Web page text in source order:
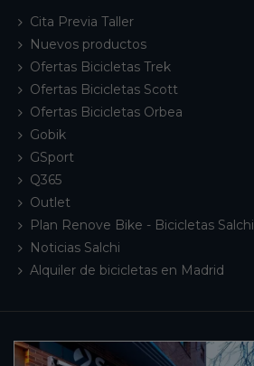
Cita Previa Taller
Nuevos productos
Ofertas Bicicletas Trek
Ofertas Bicicletas Scott
Ofertas Bicicletas Orbea
Gobik
GSport
Q365
Outlet
Plan Renove Bike - Bicicletas Salchi
Noticias Salchi
Alquiler de bicicletas en Madrid